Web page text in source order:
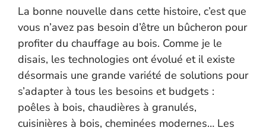
La bonne nouvelle dans cette histoire, c’est que
vous n’avez pas besoin d’être un bûcheron pour
profiter du chauffage au bois. Comme je le
disais, les technologies ont évolué et il existe
désormais une grande variété de solutions pour
s’adapter à tous les besoins et budgets :
poêles à bois, chaudières à granulés,
cuisinières à bois, cheminées modernes… Les